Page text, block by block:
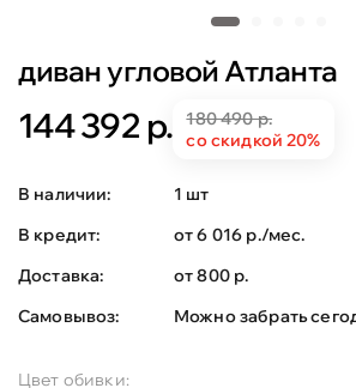
диван угловой Атланта
144 392 р.
180 490 р.
со скидкой 20%
В наличии:
1 шт
В кредит:
от 6 016 р./мес.
Доставка:
от 800 р.
Самовывоз:
Можно забрать
Цвет обивки: